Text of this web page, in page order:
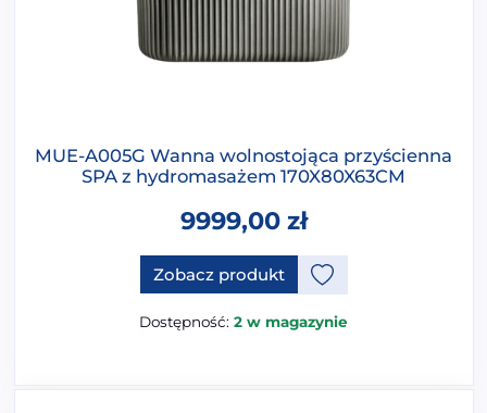
MUE-A005G Wanna wolnostojąca przyścienna
SPA z hydromasażem 170X80X63CM
9999,00 zł
Zobacz produktTen produkt ma opcje, które
Dostępność: 2 w magazynie